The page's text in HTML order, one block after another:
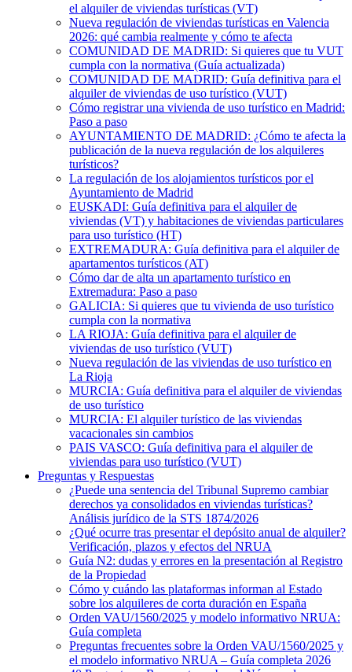
el alquiler de viviendas turísticas (VT)
Nueva regulación de viviendas turísticas en Valencia
2026: qué cambia realmente y cómo te afecta
COMUNIDAD DE MADRID: Si quieres que tu VUT
cumpla con la normativa (Guía actualizada)
COMUNIDAD DE MADRID: Guía definitiva para el
alquiler de viviendas de uso turístico (VUT)
Cómo registrar una vivienda de uso turístico en Madrid:
Paso a paso
AYUNTAMIENTO DE MADRID: ¿Cómo te afecta la
publicación de la nueva regulación de los alquileres
turísticos?
La regulación de los alojamientos turísticos por el
Ayuntamiento de Madrid
EUSKADI: Guía definitiva para el alquiler de
viviendas (VT) y habitaciones de viviendas particulares
para uso turístico (HT)
EXTREMADURA: Guía definitiva para el alquiler de
apartamentos turísticos (AT)
Cómo dar de alta un apartamento turístico en
Extremadura: Paso a paso
GALICIA: Si quieres que tu vivienda de uso turístico
cumpla con la normativa
LA RIOJA: Guía definitiva para el alquiler de
viviendas de uso turístico (VUT)
Nueva regulación de las viviendas de uso turístico en
La Rioja
MURCIA: Guía definitiva para el alquiler de viviendas
de uso turístico
MURCIA: El alquiler turístico de las viviendas
vacacionales sin cambios
PAIS VASCO: Guía definitiva para el alquiler de
viviendas para uso turístico (VUT)
Preguntas y Respuestas
¿Puede una sentencia del Tribunal Supremo cambiar
derechos ya consolidados en viviendas turísticas?
Análisis jurídico de la STS 1874/2026
¿Qué ocurre tras presentar el depósito anual de alquiler?
Verificación, plazos y efectos del NRUA
Guía N2: dudas y errores en la presentación al Registro
de la Propiedad
Cómo y cuándo las plataformas informan al Estado
sobre los alquileres de corta duración en España
Orden VAU/1560/2025 y modelo informativo NRUA:
Guía completa
Preguntas frecuentes sobre la Orden VAU/1560/2025 y
el modelo informativo NRUA – Guía completa 2026